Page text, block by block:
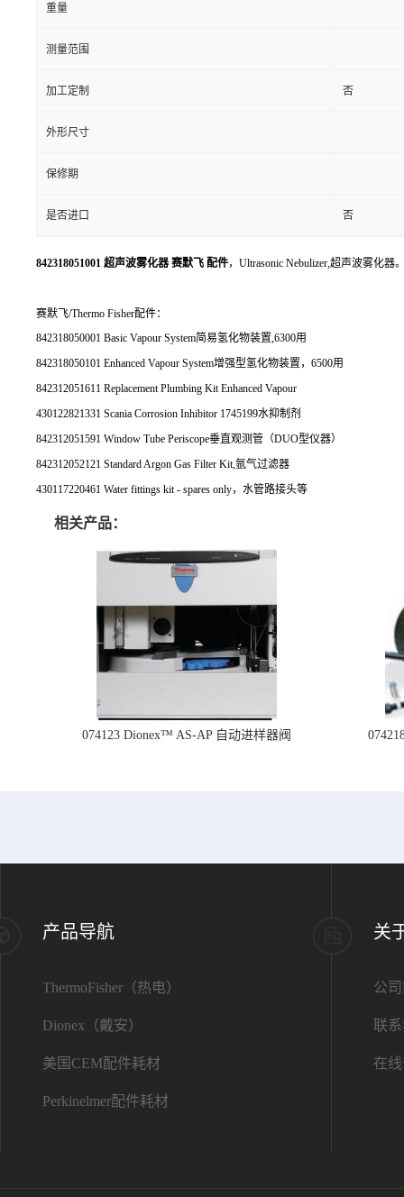
重量
测量范围
加工定制 否
外形尺寸
保修期
是否进口 否
842318051001 超声波雾化器 赛默飞 配件，Ultrasonic Nebulizer,超声波雾化器
赛默飞/Thermo Fisher配件：
842318050001 Basic Vapour System简易氢化物装置,6300用
842318050101 Enhanced Vapour System增强型氢化物装置，6500用
842312051611 Replacement Plumbing Kit Enhanced Vapour
430122821331 Scania Corrosion Inhibitor 1745199水抑制剂
842312051591 Window Tube Periscope垂直观测管（DUO型仪器）
842312052121 Standard Argon Gas Filter Kit,氩气过滤器
430117220461 Water fittings kit - spares only，水管路接头等
相关产品：
074123 Dionex™ AS-AP 自动进样器阀
产品导航
ThermoFisher（热电）
Dionex（戴安）
美国CEM配件耗材
Perkinelmer配件耗材
关
公
联
在